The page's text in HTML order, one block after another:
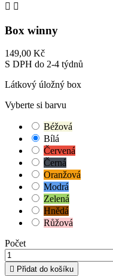
 
Box winny
149,00 Kč
S DPH do 2-4 týdnů
Látkový úložný box
Vyberte si barvu
Béžová
Bílá
Červená
Černá
Oranžová
Modrá
Zelená
Hnědá
Růžová
Počet
 Přidat do košíku